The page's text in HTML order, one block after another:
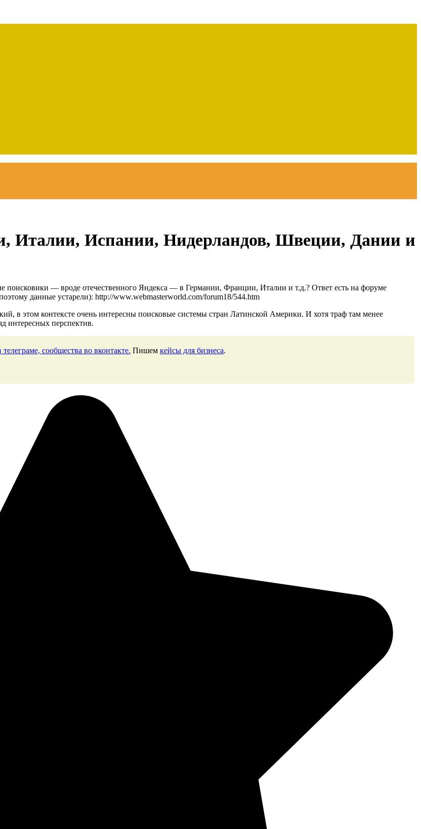
Италии, Испании, Нидерландов, Швеции, Дании и
поисковики — вроде отечественного Яндекса — в Германии, Франции, Италии и т.д.? Ответ есть на форуме
данные устарели): http://www.webmasterworld.com/forum18/544.htm
в этом контексте очень интересны поисковые системы стран Латинской Америки. И хотя траф там менее
интересных перспектив.
сообщества во вконтакте. Пишем кейсы для бизнеса.